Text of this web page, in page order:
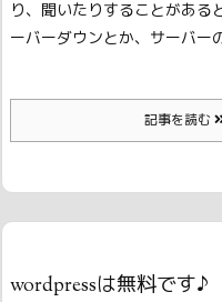
り、聞いたりすることがあ
ーバーダウンとか、サーバー
記事を読む
wordpressは無料です♪